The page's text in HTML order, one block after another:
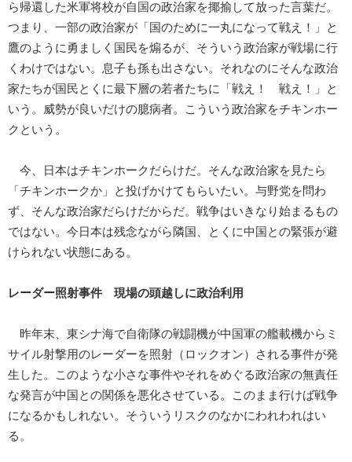
ら帰還した米軍将校が自国の政治家を揶揄して放った言葉だ。
つまり、一部の政治家が「国のために一丸になって戦え！」と
鷹のように勇ましく国民を煽るが、そういう政治家が戦場に行
くわけではない。息子も孫も出さない。それなのにそんな政治
家たちが国民とくに最下層の若者たちに「戦え！ 戦え！」と
いう。威勢が良いだけの臆病者。こういう政治家をチキンホー
クという。
今、日本はチキンホークだらけだ。そんな政治家を見たら
「チキンホークか」と投げかけてもらいたい。与野党を問わ
ず、そんな政治家だらけだからだ。戦争はいきなり始まるもの
ではない。今日本は残念ながら隣国、とくに中国との緊張が避
けられない状態にある。
レーダー照射事件 現場の頭越しに政治利用
昨年末、東シナ海で自衛隊の戦闘機が中国軍の艦載機からミ
サイル射撃用のレーダーを照射（ロックオン）される事件が発
生した。このような小さな事件やそれをめぐる政治家の無責任
な発言が中国との関係を悪化させている。このまま行けば戦争
になるかもしれない。そういうリスクのなかにわれわれはい
る。